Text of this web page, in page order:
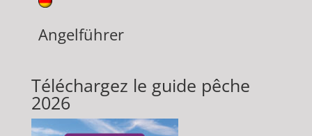
Angelführer
Téléchargez le guide pêche
2026